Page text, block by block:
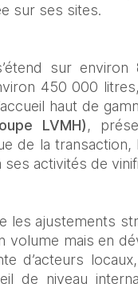
sur ses sites.
sur
450 000
LVMH),
de la
activités de
les ajustements
volume mais en
d’acteurs
de niveau